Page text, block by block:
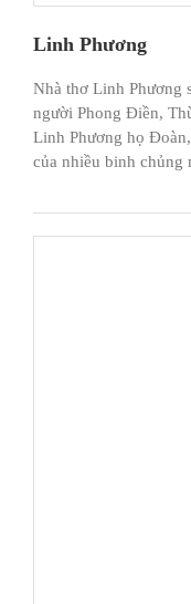
Linh Phương
Nhà thơ Linh Phương
người Phong Điền,
Linh Phương họ
của nhiều binh chủng